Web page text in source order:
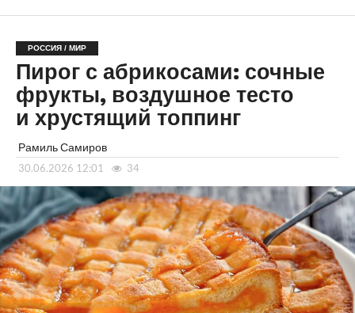
РОССИЯ / МИР
Пирог с абрикосами: сочные
фрукты, воздушное тесто
и хрустящий топпинг
Рамиль Самиров
30.06.2026 12:01 34